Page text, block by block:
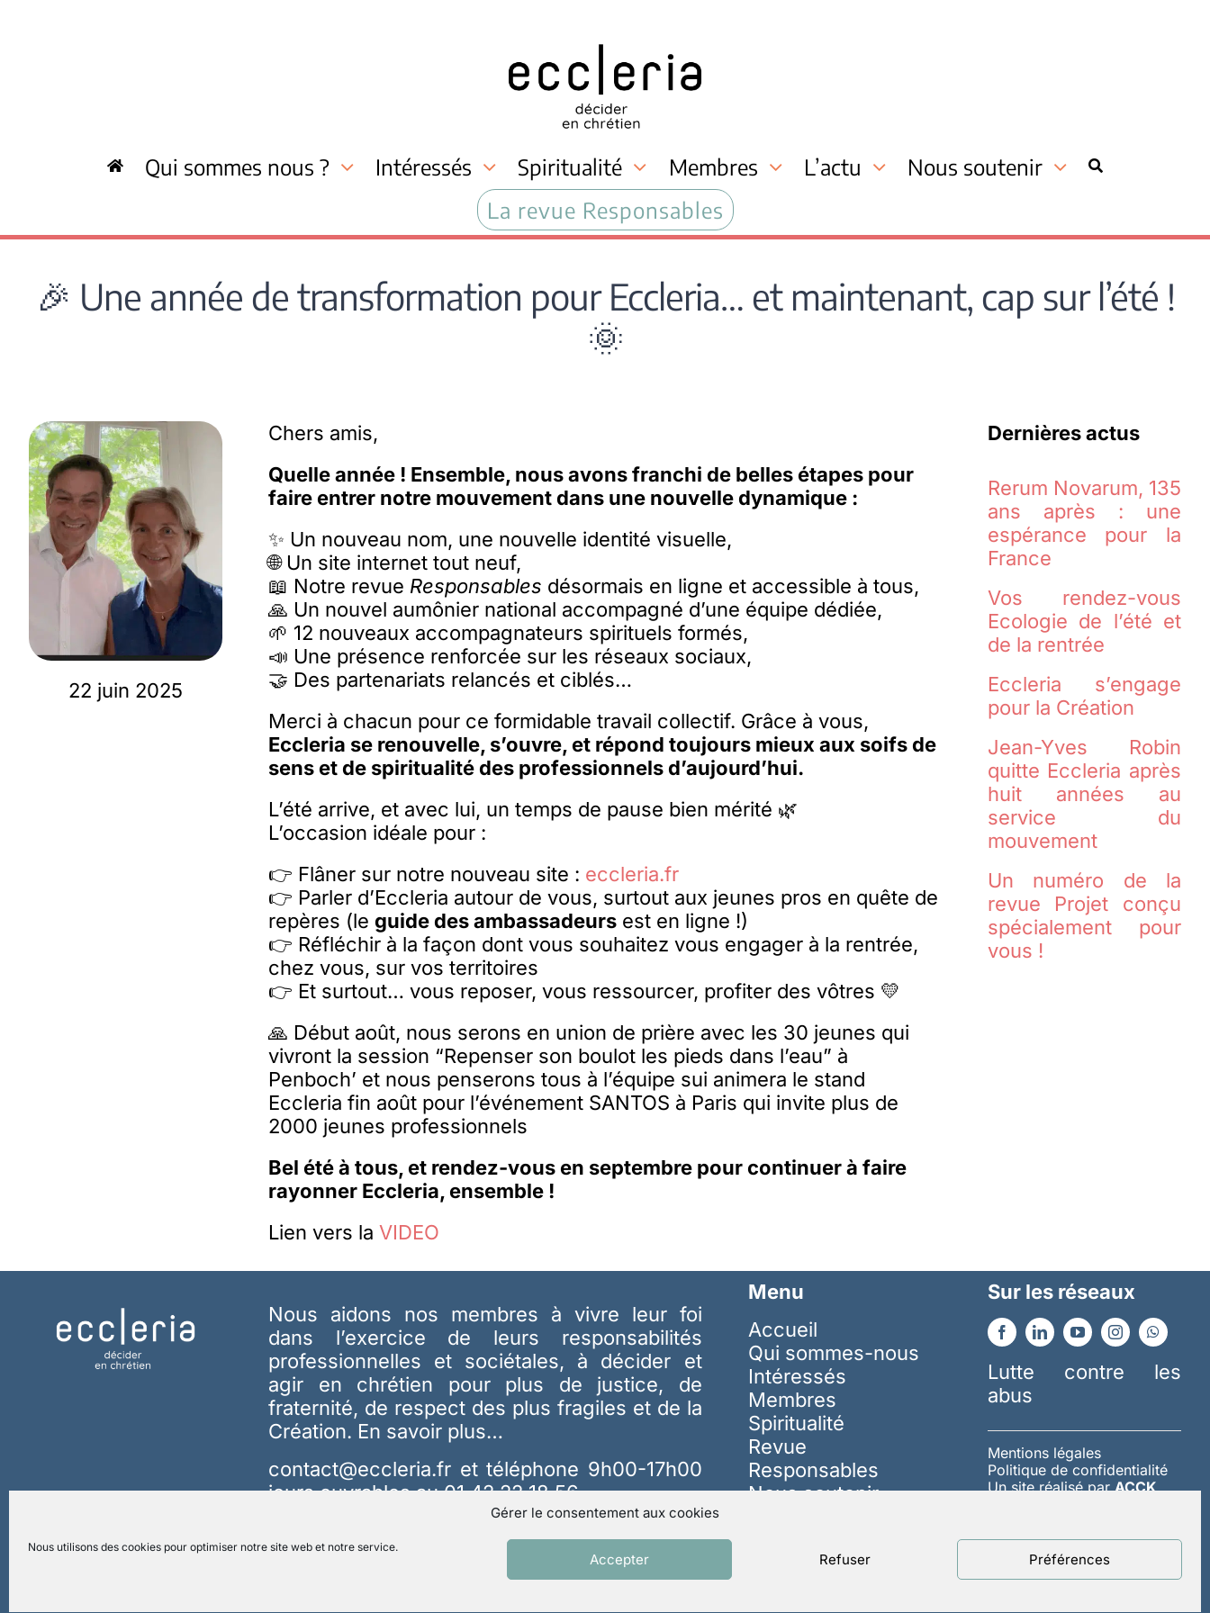
Gérer le consentement aux cookies
Nous utilisons des cookies pour optimiser notre site web et notre service.
Accepter Refuser Préférences
Qui sommes nous ? Intéressés Spiritualité Membres L’actu
Nous soutenir
La revue Responsables
🎉 Une année de transformation pour Eccleria… et maintenant, cap sur l’été !
🌞
22 juin 2025
Chers amis,
Quelle année ! Ensemble, nous avons franchi de belles étapes pour
faire entrer notre mouvement dans une nouvelle dynamique :
✨ Un nouveau nom, une nouvelle identité visuelle,
🌐 Un site internet tout neuf,
📖 Notre revue Responsables désormais en ligne et accessible à tous,
🙏 Un nouvel aumônier national accompagné d’une équipe dédiée,
🌱 12 nouveaux accompagnateurs spirituels formés,
📣 Une présence renforcée sur les réseaux sociaux,
🤝 Des partenariats relancés et ciblés…
Merci à chacun pour ce formidable travail collectif. Grâce à vous,
Eccleria se renouvelle, s’ouvre, et répond toujours mieux aux soifs de
sens et de spiritualité des professionnels d’aujourd’hui.
L’été arrive, et avec lui, un temps de pause bien mérité 🌿
L’occasion idéale pour :
👉 Flâner sur notre nouveau site : eccleria.fr
👉 Parler d’Eccleria autour de vous, surtout aux jeunes pros en quête de
repères (le guide des ambassadeurs est en ligne !)
👉 Réfléchir à la façon dont vous souhaitez vous engager à la rentrée,
chez vous, sur vos territoires
👉 Et surtout… vous reposer, vous ressourcer, profiter des vôtres 💛
🙏 Début août, nous serons en union de prière avec les 30 jeunes qui
vivront la session “Repenser son boulot les pieds dans l’eau” à
Penboch’ et nous penserons tous à l’équipe sui animera le stand
Eccleria fin août pour l’événement SANTOS à Paris qui invite plus de
2000 jeunes professionnels
Bel été à tous, et rendez-vous en septembre pour continuer à faire
rayonner Eccleria, ensemble !
Lien vers laVIDEO
Dernières actus
Rerum Novarum, 135
ans après : une
espérance pour la
France
Vos rendez-vous
Ecologie de l’été et
de la rentrée
Eccleria s’engage
pour la Création
Jean-Yves Robin
quitte Eccleria après
huit années au
service du
mouvement
Un numéro de la
revue Projet conçu
spécialement pour
vous !
Nous aidons nos membres à vivre leur foi
dans l’exercice de leurs responsabilités
professionnelles et sociétales, à décider et
agir en chrétien pour plus de justice, de
fraternité, de respect des plus fragiles et de la
Création. En savoir plus…
contact@eccleria.fr et téléphone 9h00-17h00
jours ouvrables au 01 42 22 18 56
Menu
Accueil
Qui sommes-nous
Intéressés
Membres
Spiritualité
Revue
Responsables
Nous soutenir
Sur les réseaux
Lutte contre les
abus
Mentions légales
Politique de confidentialité
Un site réalisé parACCK